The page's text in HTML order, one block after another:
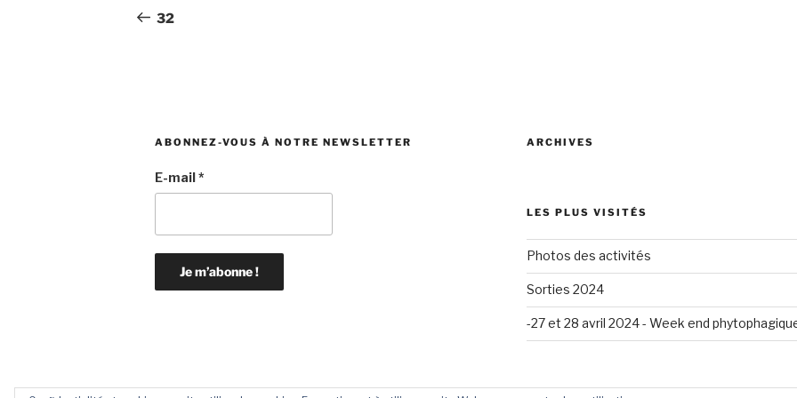
de
précédent
32
ABONNEZ-VOUS À NOTRE NEWSLETTER
E-mail*
ARCHIVES
LES PLUS VISITÉS
Photos des activités
Sorties 2024
-27 et 28 avril 2024 - Week end